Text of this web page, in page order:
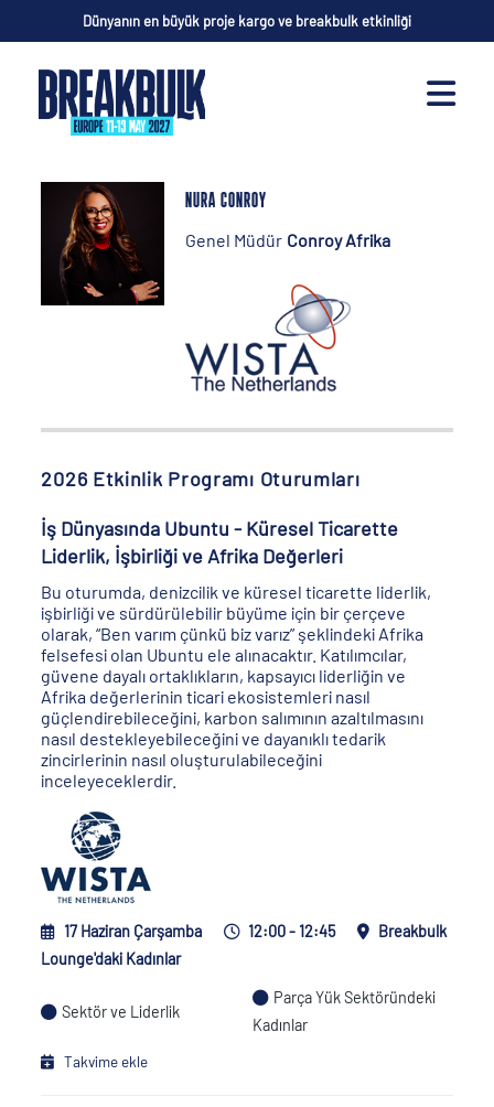
Dünyanın en büyük proje kargo ve breakbulk etkinliği
NURA CONROY
Genel Müdür Conroy Afrika
2026 Etkinlik Programı Oturumları
İş Dünyasında Ubuntu - Küresel Ticarette
Liderlik, İşbirliği ve Afrika Değerleri
Bu oturumda, denizcilik ve küresel ticarette liderlik,
işbirliği ve sürdürülebilir büyüme için bir çerçeve
olarak, “Ben varım çünkü biz varız” şeklindeki Afrika
felsefesi olan Ubuntu ele alınacaktır. Katılımcılar,
güvene dayalı ortaklıkların, kapsayıcı liderliğin ve
Afrika değerlerinin ticari ekosistemleri nasıl
güçlendirebileceğini, karbon salımının azaltılmasını
nasıl destekleyebileceğini ve dayanıklı tedarik
zincirlerinin nasıl oluşturulabileceğini
inceleyeceklerdir.
17 Haziran Çarşamba 12:00 - 12:45
Breakbulk
Lounge'daki Kadınlar
Sektör ve Liderlik
Parça Yük Sektöründeki
Kadınlar
Takvime ekle